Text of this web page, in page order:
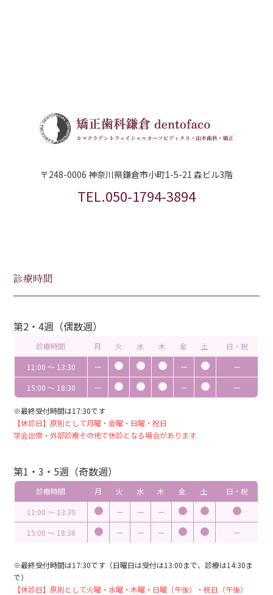
〒248-0006 神奈川県鎌倉市小町1-5-21 森ビル3階
TEL.050-1794-3894
診療時間
第2・4週（偶数週）
診療時間 月 火 水 木 金 土
日・祝
11:00 〜 13:30
ー ー
ー
15:00 〜 18:30
ー ー ー
※最終受付時間は17:30です
【休診日】原則として月曜・金曜・日曜・祝日
学会出席・外部診療その他で休診となる場合があります
第1・3・5週（奇数週）
診療時間 月 火 水 木 金 土
日・祝
11:00 〜 13:30
ー ー
ー
15:00 〜 18:30
ー ー ー ー
※最終受付時間は17:30です（日曜日は受付は13:00まで、診療は14:30ま
で）
【休診日】原則として火曜・水曜・木曜・日曜（午後）・祝日（午後）